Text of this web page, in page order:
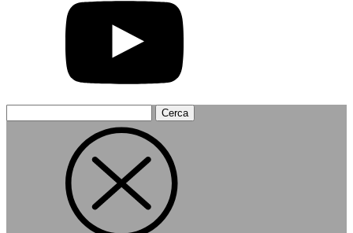
per: